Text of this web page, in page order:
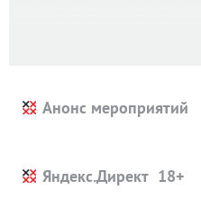
Анонс мероприятий
Яндекс.Директ